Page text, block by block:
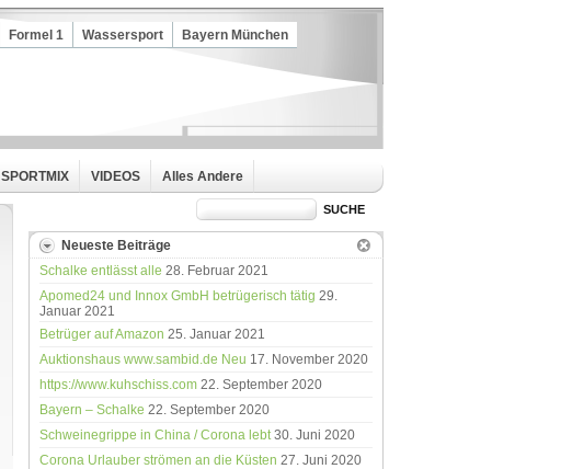
Formel 1 Wassersport
Bayern München
SPORTMIX VIDEOS Alles Andere
Neueste Beiträge
Schalke entlässt alle 28. Februar 2021
Apomed24 und Innox GmbH betrügerisch tätig 29.
Januar 2021
Betrüger auf Amazon 25. Januar 2021
Auktionshaus www.sambid.de Neu 17. November 2020
https://www.kuhschiss.com 22. September 2020
Bayern – Schalke 22. September 2020
Schweinegrippe in China / Corona lebt 30. Juni 2020
Corona Urlauber strömen an die Küsten 27. Juni 2020